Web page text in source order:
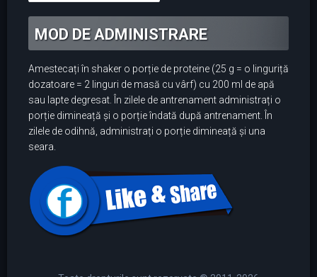
MOD DE ADMINISTRARE
Amestecați în shaker o porție de proteine (25 g = o linguriță
dozatoare = 2 linguri de masă cu vârf) cu 200 ml de apă
sau lapte degresat. În zilele de antrenament administrați o
porție dimineață și o porție îndată după antrenament. În
zilele de odihnă, administrați o porție dimineață și una
seara.